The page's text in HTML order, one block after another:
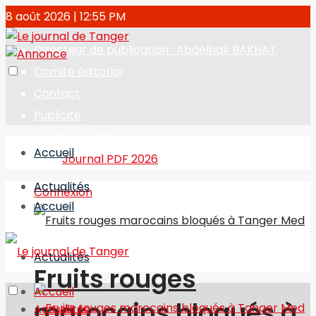
8 août 2026 | 12:55 PM
Directeur de publication : Abdelhak BAKHAT
Journal PDF 2026
Connexion
Accueil
Actualités
Fruits rouges
Accueil
Actualités
Accueil
Actualités